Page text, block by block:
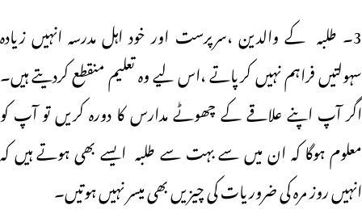
3۔ طلبہ کے والدین ،سرپرست اور خود اہل مدرسہ انہیں زیادہ
سہولتیں فراہم نہیں کرپاتے ،اس لیے وہ تعلیم منقطع کردیتے ہیں۔
اگر آپ اپنے علاقے کے چھوٹے مدارس کا دورہ کریں تو آپ کو
معلوم ہوگا کہ ان میں سے بہت سے طلبہ ایسے بھی ہوتے ہیں کہ
انہیں روز مرہ کی ضروریات کی چیزیں بھی میسر نہیں ہوتیں۔